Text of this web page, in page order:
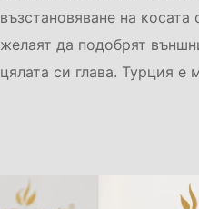
възстановяване на
желаят да подобрят
цялата си глава. Турция е